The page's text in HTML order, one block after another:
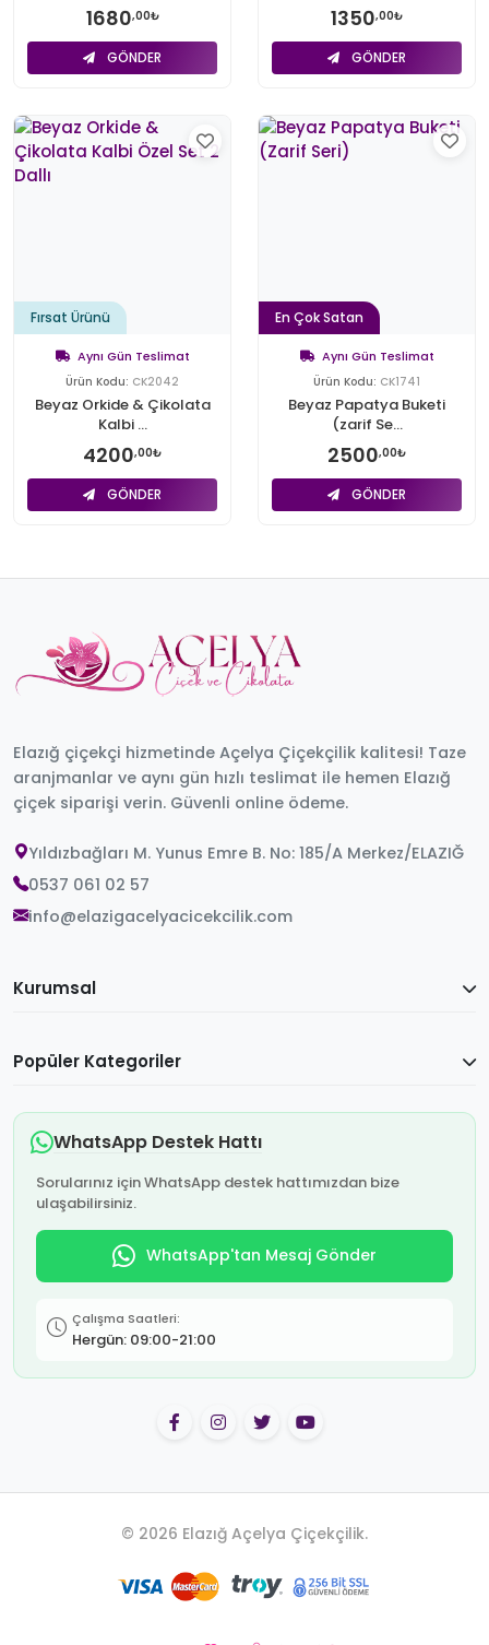
1680,00₺
GÖNDER
1350,00₺
GÖNDER
Fırsat Ürünü
Aynı Gün Teslimat
Ürün Kodu: CK2042
Beyaz Orkide & Çikolata
Kalbi ...
4200,00₺
GÖNDER
En Çok Satan
Aynı Gün Teslimat
Ürün Kodu: CK1741
Beyaz Papatya Buketi
(zarif Se...
2500,00₺
GÖNDER
Elazığ çiçekçi hizmetinde Açelya Çiçekçilik kalitesi! Taze
aranjmanlar ve aynı gün hızlı teslimat ile hemen Elazığ
çiçek siparişi verin. Güvenli online ödeme.
Yıldızbağları M. Yunus Emre B. No: 185/A Merkez/ELAZIĞ
0537 061 02 57
info@elazigacelyacicekcilik.com
Kurumsal
Popüler Kategoriler
WhatsApp Destek Hattı
Sorularınız için WhatsApp destek hattımızdan bize
ulaşabilirsiniz.
WhatsApp'tan Mesaj Gönder
Çalışma Saatleri:
Hergün: 09:00-21:00
© 2026 Elazığ Açelya Çiçekçilik.